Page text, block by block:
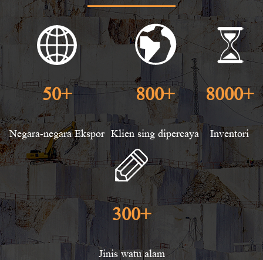
50+
Negara-negara Ekspor
800+
Klien sing dipercaya
8000+
Inventori
300+
Jinis watu alam